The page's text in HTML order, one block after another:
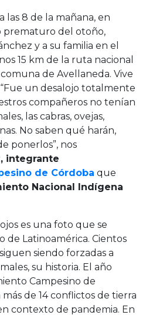
las 8 de la mañana, en
prematuro del otoño,
y a su familia en el
15 km de la ruta nacional
de Avellaneda. Vive
un desalojo totalmente
compañeros no tenían
las cabras, ovejas,
No saben qué harán,
ponerlos”, nos
integrante
de Córdoba que
Nacional Indígena
es una foto que se
de Latinoamérica. Cientos
siendo forzadas a
su historia. El año
Campesino de
de 14 conflictos de tierra
contexto de pandemia. En